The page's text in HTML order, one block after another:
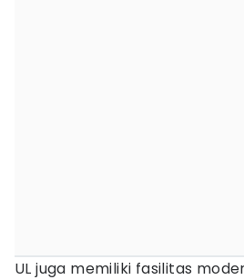
UL juga memiliki fasilitas